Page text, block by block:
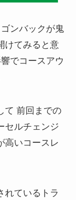
ンバックが鬼
けてみると意
でコースアウ
て 前回までの
セルチェンジ
高いコースレ
れているトラ